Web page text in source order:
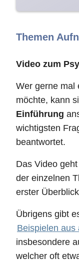
Themen
Video zum
Wer gerne mal
möchte, kann
Einführung
wichtigsten
beantwortet.
Das Video
der einzelnen
erster
Übrigens gibt
Beispielen aus
insbesondere
welcher oft